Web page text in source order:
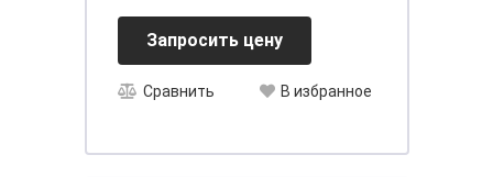
Запросить цену
Сравнить В избранное